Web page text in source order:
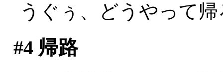
うぐぅ、どうやって
#4帰路